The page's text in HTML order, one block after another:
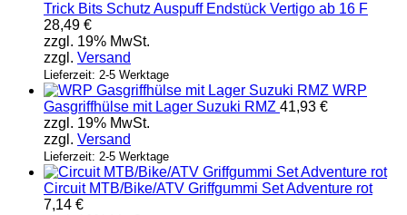
Trick Bits Schutz Auspuff Endstück Vertigo ab 16 F
28,49 €
zzgl. 19% MwSt.
zzgl. Versand
Lieferzeit: 2-5 Werktage
WRP
Gasgriffhülse mit Lager Suzuki RMZ 41,93 €
zzgl. 19% MwSt.
zzgl. Versand
Lieferzeit: 2-5 Werktage
Circuit MTB/Bike/ATV Griffgummi Set Adventure rot
7,14 €